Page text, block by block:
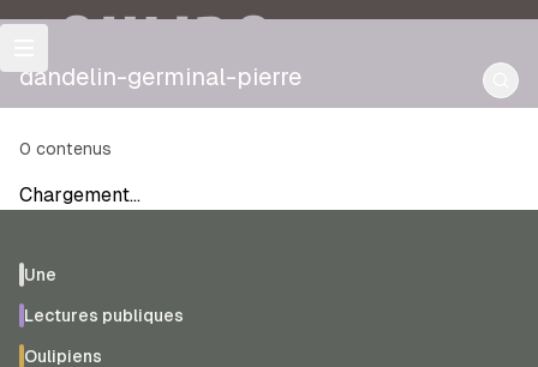
OULIPO
dandelin-germinal-pierre
0 contenus
Chargement…
Une
Lectures publiques
Oulipiens